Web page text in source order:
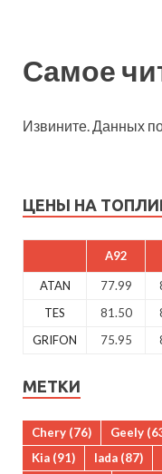
Самое
Извините. Данных
ЦЕНЫ НА
A92
ATAN 77.99
TES
81.50
GRIFON
75.95
МЕТКИ
Chery (76) Geely
Kia (91) lada (87)